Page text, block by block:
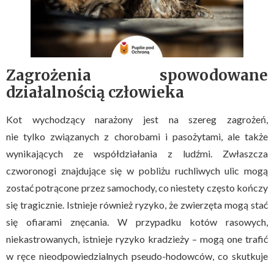
Zagrożenia spowodowane
działalnością człowieka
Kot wychodzący narażony jest na szereg zagrożeń,
nie tylko związanych z chorobami i pasożytami, ale także
wynikających ze współdziałania z ludźmi. Zwłaszcza
czworonogi znajdujące się w pobliżu ruchliwych ulic mogą
zostać potrącone przez samochody, co niestety często kończy
się tragicznie. Istnieje również ryzyko, że zwierzęta mogą stać
się ofiarami znęcania. W przypadku kotów rasowych,
niekastrowanych, istnieje ryzyko kradzieży – mogą one trafić
w ręce nieodpowiedzialnych pseudo-hodowców, co skutkuje